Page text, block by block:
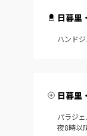
日暮里
ハンド
日暮里
パラジ
夜8時以